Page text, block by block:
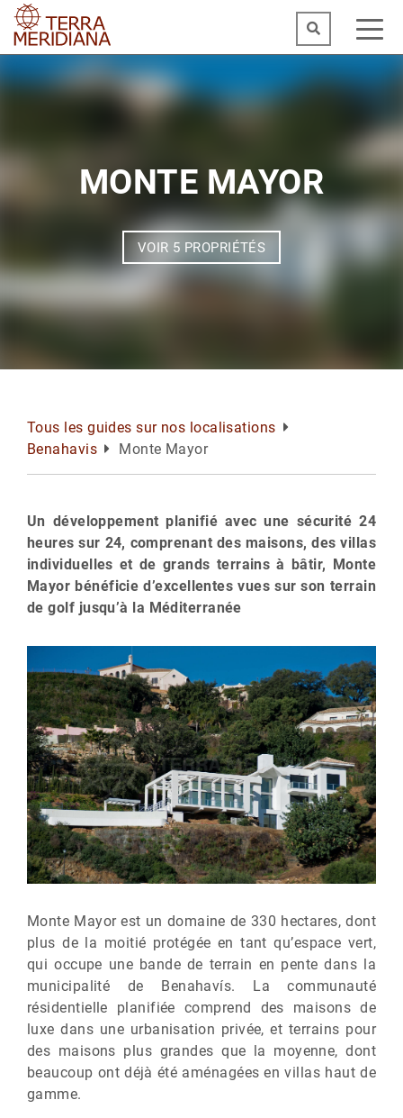
MONTE MAYOR
VOIR 5 PROPRIÉTÉS
Tous les guides sur nos localisations
Benahavis
Monte Mayor
Un développement planifié avec une sécurité 24
heures sur 24, comprenant des maisons, des villas
individuelles et de grands terrains à bâtir, Monte
Mayor bénéficie d’excellentes vues sur son terrain
de golf jusqu’à la Méditerranée
Monte Mayor est un domaine de 330 hectares, dont
plus de la moitié protégée en tant qu’espace vert,
qui occupe une bande de terrain en pente dans la
municipalité de Benahavís. La communauté
résidentielle planifiée comprend des maisons de
luxe dans une urbanisation privée, et terrains pour
des maisons plus grandes que la moyenne, dont
beaucoup ont déjà été aménagées en villas haut de
gamme.